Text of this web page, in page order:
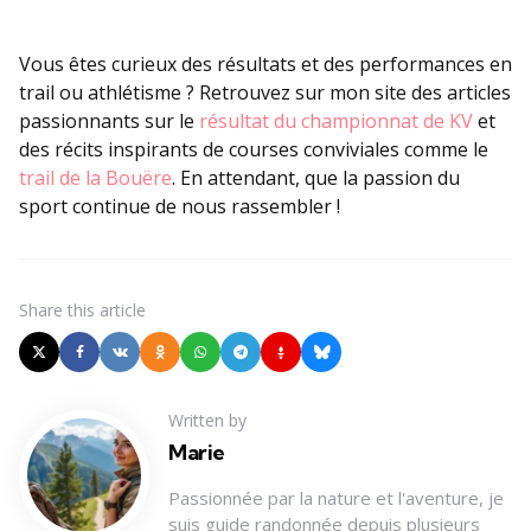
Vous êtes curieux des résultats et des performances en
trail ou athlétisme ? Retrouvez sur mon site des articles
passionnants sur le résultat du championnat de KVet
des récits inspirants de courses conviviales comme le
trail de la Bouëre. En attendant, que la passion du
sport continue de nous rassembler !
Share this article
Written by
Marie
Passionnée par la nature et l'aventure, je
suis guide randonnée depuis plusieurs